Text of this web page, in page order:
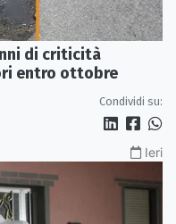
di criticità
entro ottobre
Condividi su:
Ieri